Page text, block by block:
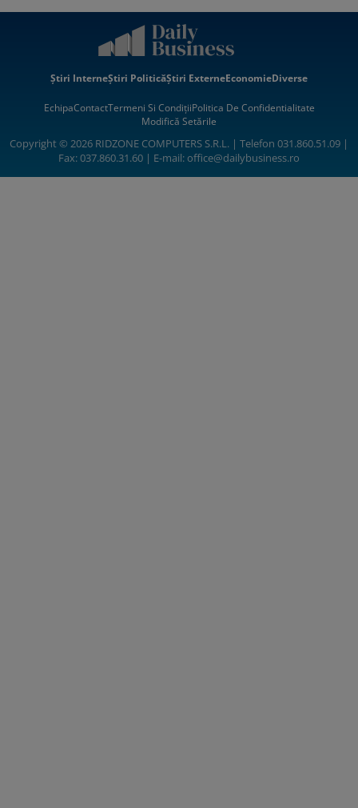
Știri InterneȘtiri PoliticăȘtiri ExterneEconomieDiverse
EchipaContactTermeni Si CondițiiPolitica De Confidentialitate
Modifică Setările
Copyright © 2026 RIDZONE COMPUTERS S.R.L. | Telefon 031.860.51.09 |
Fax: 037.860.31.60 | E-mail:office@dailybusiness.ro